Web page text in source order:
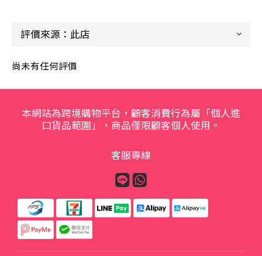
尚未有任何評價
本網站為跨境購物平台，顧客消費行為屬「個人進
口貨品範圍」，商品僅限顧客個人使用。
客服專線